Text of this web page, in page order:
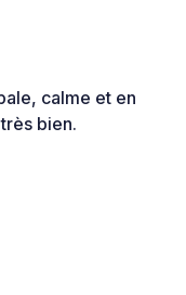
calme et en
bien.